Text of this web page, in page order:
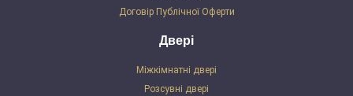
Договір Публічної Оферти
Двері
Міжкімнатні двері
Розсувні двері